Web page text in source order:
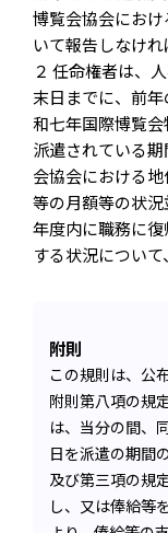
博覧会協会にお
いて報告しなけれ
２ 任命権者は、
末日までに、前
和七年国際博覧
派遣されている
会協会における
等の月額等の状
年度内に職務に
する状況につい
附則
この規則は、公
附則第八項の規
は、当分の間、
日を派遣の期間
及び第三項の規
し、又は俸給等